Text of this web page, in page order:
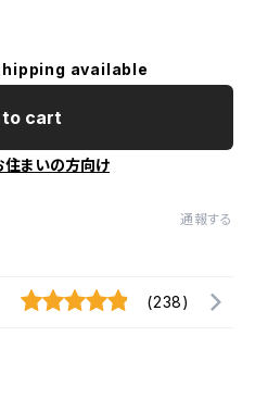
available
to cart
住まいの方向け
通報する
(238)